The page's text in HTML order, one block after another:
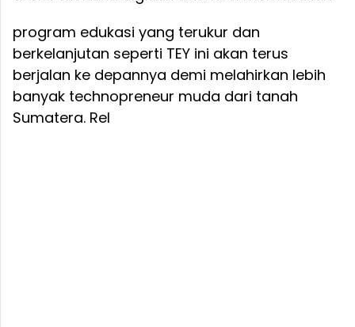
program edukasi yang terukur dan
berkelanjutan seperti TEY ini akan terus
berjalan ke depannya demi melahirkan lebih
banyak technopreneur muda dari tanah
Sumatera. Rel